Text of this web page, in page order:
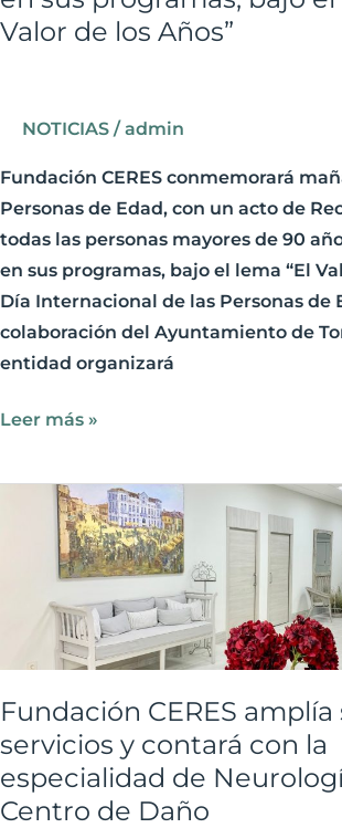
Valor de los Años”
NOTICIAS /admin
Fundación CERES conmemorará
Personas de Edad, con un acto de
todas las personas mayores de 90
en sus programas, bajo el lema “El
Día Internacional de las Personas de
colaboración del Ayuntamiento de
entidad organizará
el
Valor
los
Años”
Leer más »
Fundación CERES amplía
servicios y contará con la
especialidad de
Centro de Daño
Fundación
CERES
amplía
servicios
con
la
especialidad
de